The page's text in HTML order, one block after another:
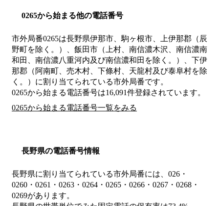
0265から始まる他の電話番号
市外局番0265は長野県伊那市、駒ヶ根市、上伊那郡（辰
野町を除く。）、飯田市（上村、南信濃木沢、南信濃南
和田、南信濃八重河内及び南信濃和田を除く。）、下伊
那郡（阿南町、売木村、下條村、天龍村及び泰阜村を除
く。） に割り当てられている市外局番です。
0265から始まる電話番号は16,091件登録されています。
0265から始まる電話番号一覧をみる
長野県の電話番号情報
長野県に割り当てられている市外局番には、026・
0260・0261・0263・0264・0265・0266・0267・0268・
0269があります。